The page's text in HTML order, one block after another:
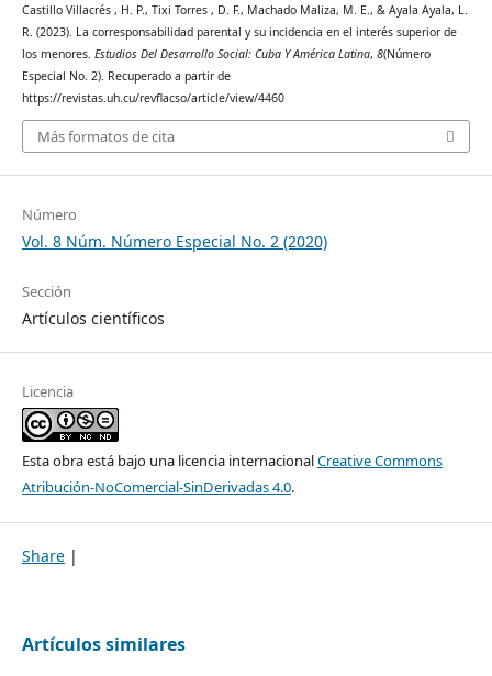
Castillo Villacrés , H. P., Tixi Torres , D. F., Machado Maliza, M. E., & Ayala Ayala, L.
R. (2023). La corresponsabilidad parental y su incidencia en el interés superior de
los menores. Estudios Del Desarrollo Social: Cuba Y América Latina, 8(Número
Especial No. 2). Recuperado a partir de
https://revistas.uh.cu/revflacso/article/view/4460
Más formatos de cita
Número
Vol. 8 Núm. Número Especial No. 2 (2020)
Sección
Artículos científicos
Licencia
Esta obra está bajo una licencia internacionalCreative Commons
Atribución-NoComercial-SinDerivadas 4.0.
Share |
Artículos similares